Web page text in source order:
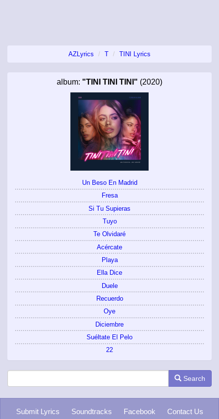
AZLyrics T TINI Lyrics
album: "TINI TINI TINI" (2020)
Un Beso En Madrid
Fresa
Si Tu Supieras
Tuyo
Te Olvidaré
Acércate
Playa
Ella Dice
Duele
Recuerdo
Oye
Diciembre
Suéltate El Pelo
22
Search
Submit Lyrics Soundtracks Facebook Contact Us